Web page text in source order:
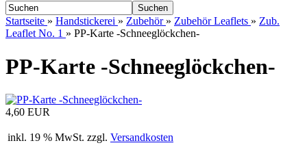
Suchen
Startseite » Handstickerei » Zubehör » Zubehör Leaflets » Zub.
Leaflet No. 1 » PP-Karte -Schneeglöckchen-
PP-Karte -Schneeglöckchen-
4,60 EUR
inkl. 19 % MwSt. zzgl. Versandkosten